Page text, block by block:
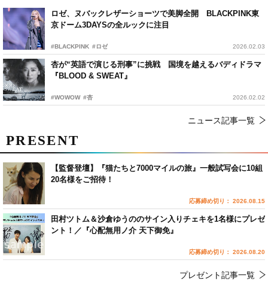
ロゼ、ヌバックレザーショーツで美脚全開 BLACKPINK東
京ドーム3DAYSの全ルックに注目
#BLACKPINK #ロゼ 2026.02.03
杏が“英語で演じる刑事”に挑戦 国境を越えるバディドラマ
『BLOOD & SWEAT』
#WOWOW #杏 2026.02.02
ニュース記事一覧
PRESENT
【監督登壇】『猫たちと7000マイルの旅』一般試写会に10組
20名様をご招待！
応募締め切り： 2026.08.15
田村ツトム＆沙倉ゆうののサイン入りチェキを1名様にプレゼ
ント！／『心配無用ノ介 天下御免』
応募締め切り： 2026.08.20
プレゼント記事一覧